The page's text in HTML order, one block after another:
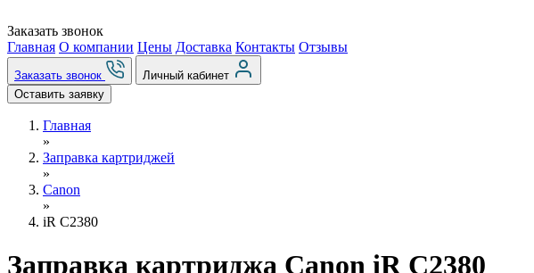
Заказать звонок
Главная О компании Цены Доставка Контакты Отзывы
Заказать звонок
Личный кабинет
Оставить заявку
Главная
»
Заправка картриджей
»
Canon
»
iR C2380
Заправка картриджа Canon iR C2380